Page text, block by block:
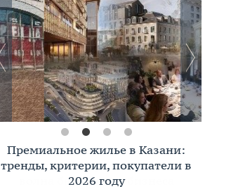
Премиальное жилье в Казани:
тренды, критерии, покупатели в
2026 году